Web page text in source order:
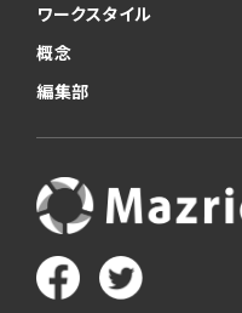
ワークスタイル
概念
編集部